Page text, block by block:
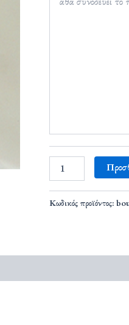
Κωδικός προϊόντος: